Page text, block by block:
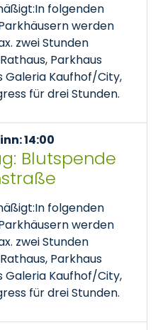
folgenden
werden
zwei Stunden
Parkhaus
Galeria Kaufhof/City,
für drei Stunden.
14:00
Blutspende
folgenden
werden
zwei Stunden
Parkhaus
Galeria Kaufhof/City,
für drei Stunden.